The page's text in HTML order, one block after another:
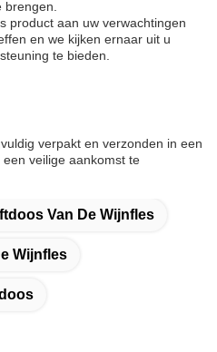
product aan uw verwachtingen
en we kijken ernaar uit u
te bieden.
verpakt en verzonden in een
veilige aankomst te
Van De Wijnfles
Wijnfles